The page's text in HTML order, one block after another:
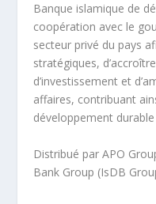
Banque islamique de
coopération avec le
secteur privé du pays
stratégiques,
d’investissement et
affaires, contribuant
développement
Distribué par APO
Bank Group (IsDB